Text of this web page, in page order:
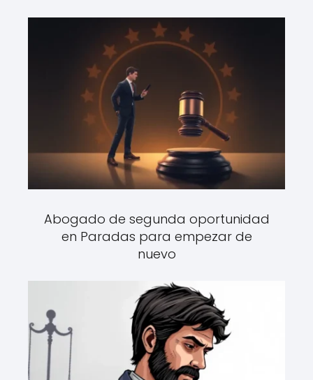
Abogado de segunda oportunidad
en Paradas para empezar de
nuevo